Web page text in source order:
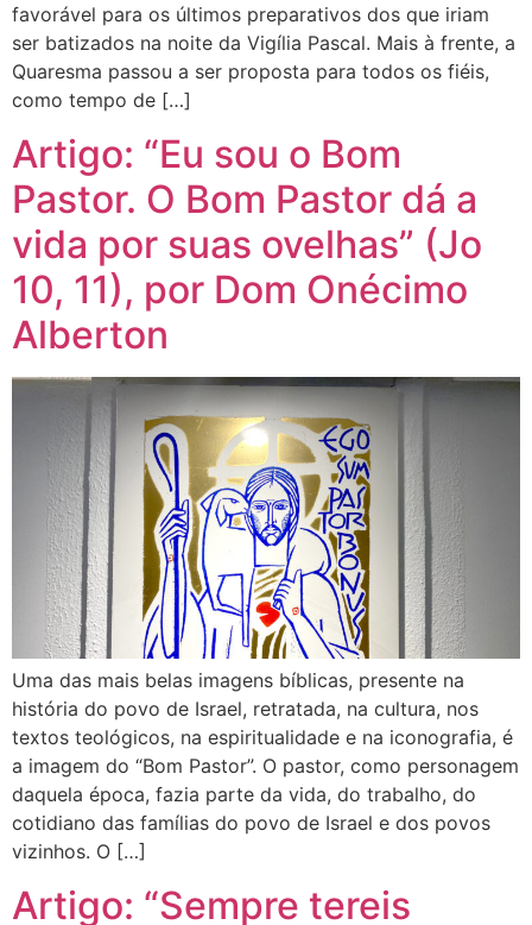
favorável para os últimos preparativos dos que iriam
ser batizados na noite da Vigília Pascal. Mais à frente, a
Quaresma passou a ser proposta para todos os fiéis,
como tempo de […]
Artigo: “Eu sou o Bom
Pastor. O Bom Pastor dá a
vida por suas ovelhas” (Jo
10, 11), por Dom Onécimo
Alberton
Uma das mais belas imagens bíblicas, presente na
história do povo de Israel, retratada, na cultura, nos
textos teológicos, na espiritualidade e na iconografia, é
a imagem do “Bom Pastor”. O pastor, como personagem
daquela época, fazia parte da vida, do trabalho, do
cotidiano das famílias do povo de Israel e dos povos
vizinhos. O […]
Artigo: “Sempre tereis